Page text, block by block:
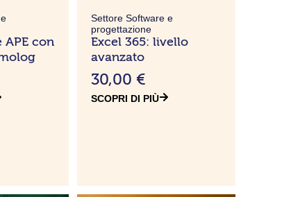
APE con
Settore Software e
progettazione
Excel 365: livello
avanzato
30,00 €
SCOPRI DI PIÙ